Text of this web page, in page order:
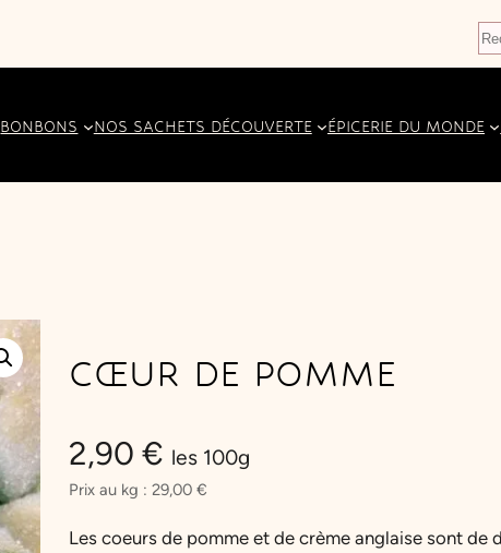
BONBONS NOS SACHETS DÉCOUVERTE ÉPICERIE DU MONDE
CŒUR DE POMME
2,90 € les 100g
Prix au kg : 29,00 €
Les coeurs de pomme et de crème anglaise sont de